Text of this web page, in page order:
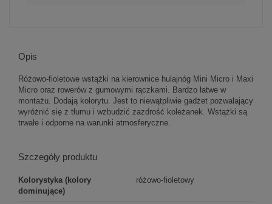
Opis
Różowo-fioletowe wstążki na kierownice hulajnóg Mini Micro i Maxi
Micro oraz rowerów z gumowymi rączkami. Bardzo łatwe w
montażu. Dodają kolorytu. Jest to niewątpliwie gadżet pozwalający
wyróżnić się z tłumu i wzbudzić zazdrość koleżanek. Wstążki są
trwałe i odporne na warunki atmosferyczne.
Szczegóły produktu
Kolorystyka (kolory
dominujące)
różowo-fioletowy